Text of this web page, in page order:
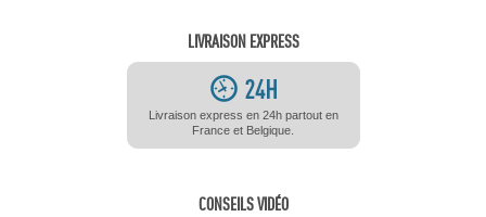
LIVRAISON EXPRESS
Livraison express en 24h partout en
France et Belgique.
CONSEILS VIDÉO